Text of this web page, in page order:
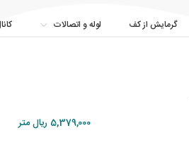
گرمایش از کف لوله و اتصالات
5,379,000 ریالمتر